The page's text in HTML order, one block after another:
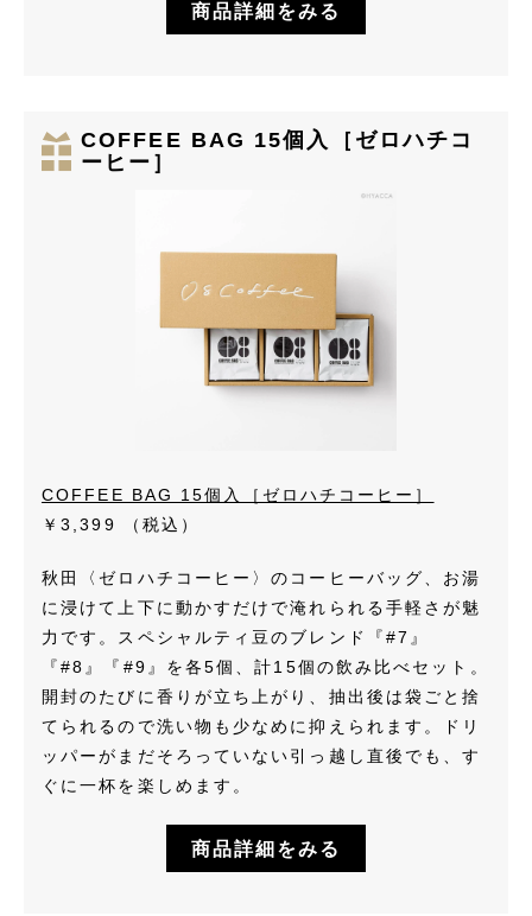
商品詳細をみる
COFFEE BAG 15個入［ゼロハチコ
ーヒー］
COFFEE BAG 15個入［ゼロハチコーヒー］
￥3,399
（税込）
秋田〈ゼロハチコーヒー〉のコーヒーバッグ、お湯
に浸けて上下に動かすだけで淹れられる手軽さが魅
力です。スペシャルティ豆のブレンド『#7』
『#8』『#9』を各5個、計15個の飲み比べセット。
開封のたびに香りが立ち上がり、抽出後は袋ごと捨
てられるので洗い物も少なめに抑えられます。ドリ
ッパーがまだそろっていない引っ越し直後でも、す
ぐに一杯を楽しめます。
商品詳細をみる